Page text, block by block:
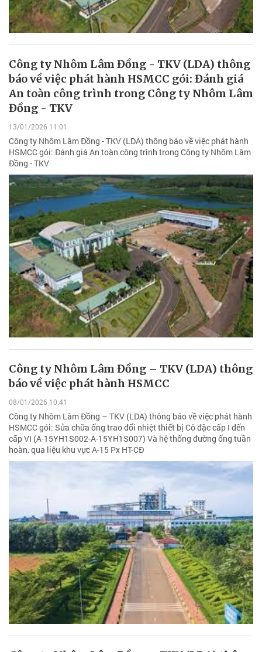
Công ty Nhôm Lâm Đồng - TKV (LDA) thông
báo về việc phát hành HSMCC gói: Đánh giá
An toàn công trình trong Công ty Nhôm Lâm
Đồng - TKV
13/01/2026 11:01
Công ty Nhôm Lâm Đồng - TKV (LDA) thông báo về việc phát hành
HSMCC gói: Đánh giá An toàn công trình trong Công ty Nhôm Lâm
Đồng - TKV
Công ty Nhôm Lâm Đồng – TKV (LDA) thông
báo về việc phát hành HSMCC
08/01/2026 10:41
Công ty Nhôm Lâm Đồng – TKV (LDA) thông báo về việc phát hành
HSMCC gói: Sửa chữa ống trao đổi nhiệt thiết bị Cô đặc cấp I đến
cấp VI (A-15YH1S002-A-15YH1S007) Và hệ thống đường ống tuần
hoàn, qua liệu khu vực A-15 Px HT-CĐ